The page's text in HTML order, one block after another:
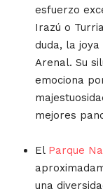
esfuerzo
Irazú o
duda, la
Arenal. Su
emociona
mejores
El Parque
una